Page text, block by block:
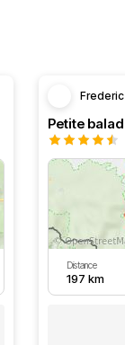
Frederic
Distance
197 km